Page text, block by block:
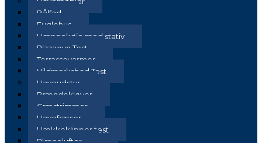
Bålfad
Fuglehus
Hængekøje med stativ
Pizzaovn Test
Terrassevarmer
Vildmarksbad Test
Haveudstyr
Brændekløver
Græstrimmer
Havefræser
Hækkeklipper test